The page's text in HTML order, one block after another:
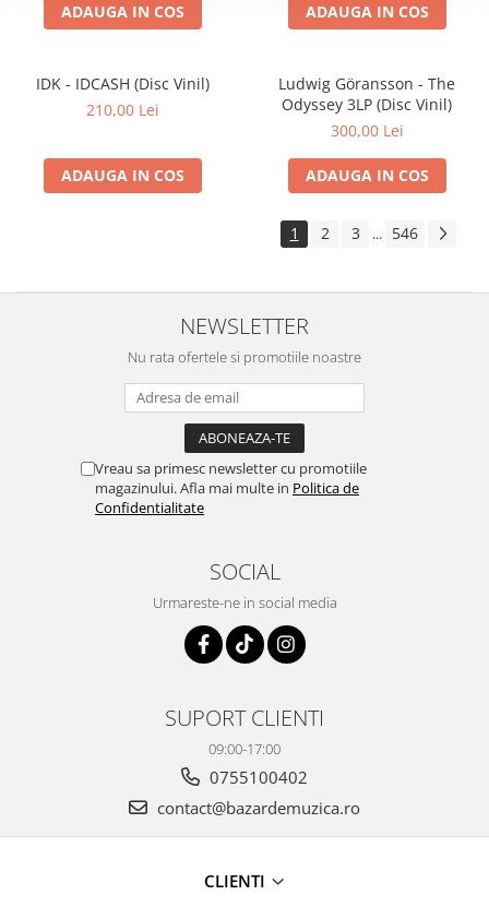
ADAUGA IN COS ADAUGA IN COS
IDK - IDCASH (Disc Vinil)
210,00 Lei
ADAUGA IN COS
Ludwig Göransson - The
Odyssey 3LP (Disc Vinil)
300,00 Lei
ADAUGA IN COS
1 2 3 ... 546
NEWSLETTER
Nu rata ofertele si promotiile noastre
Vreau sa primesc newsletter cu promotiile
magazinului. Afla mai multe in Politica de
Confidentialitate
SOCIAL
Urmareste-ne in social media
SUPORT CLIENTI
09:00-17:00
0755100402
contact@bazardemuzica.ro
CLIENTI